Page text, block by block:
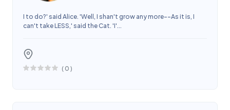
I to do?' said Alice. 'Well, I shan't grow any more--As it is, I
can't take LESS,' said the Cat. 'I'...
( 0 )